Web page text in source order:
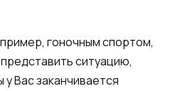
гоночным спортом,
ситуацию,
Вас заканчивается